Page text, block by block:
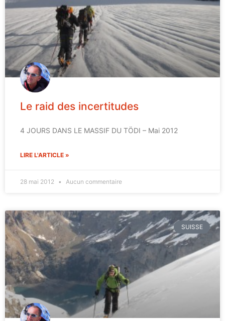
Le raid des incertitudes
4 JOURS DANS LE MASSIF DU TÖDI – Mai 2012
LIRE L'ARTICLE »
28 mai 2012 Aucun commentaire
SUISSE